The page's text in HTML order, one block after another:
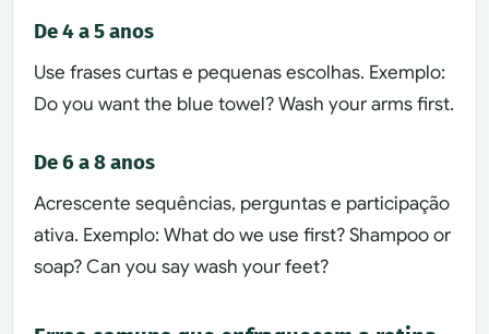
De 4 a 5 anos
Use frases curtas e pequenas escolhas. Exemplo:
Do you want the blue towel? Wash your arms first.
De 6 a 8 anos
Acrescente sequências, perguntas e participação
ativa. Exemplo: What do we use first? Shampoo or
soap? Can you say wash your feet?